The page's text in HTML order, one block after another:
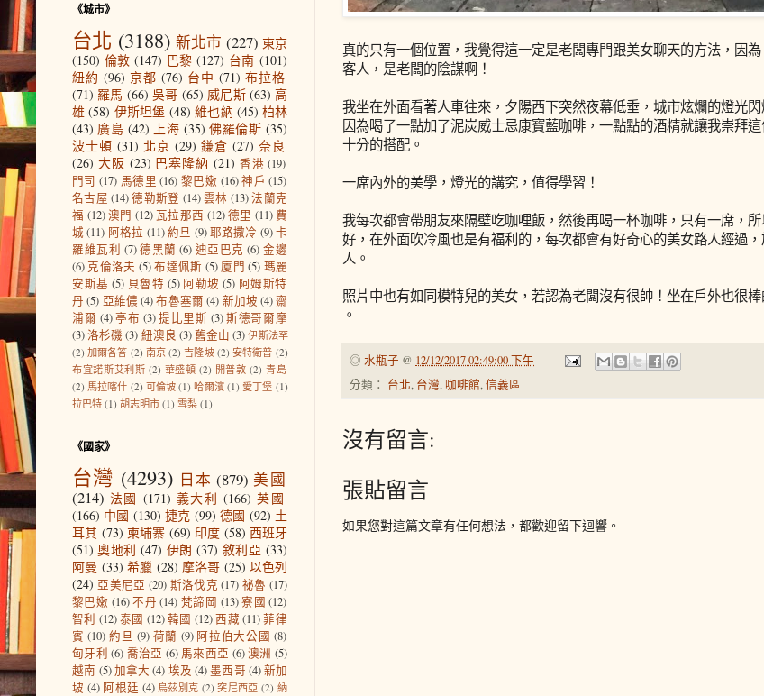
真的只有一個位置，我覺得這一定是老闆專門跟美女聊天的方法，因
客人，是老闆的陰謀啊！
我坐在外面看著人車往來，夕陽西下突然夜幕低垂，城市炫爛的燈光
因為喝了一點加了泥炭威士忌康寶藍咖啡，一點點的酒精就讓我崇拜
十分的搭配。
一席內外的美學，燈光的講究，值得學習！
我每次都會帶朋友來隔壁吃咖哩飯，然後再喝一杯咖啡，只有一席，
好，在外面吹冷風也是有福利的，每次都會有好奇心的美女路人經過
人。
照片中也有如同模特兒的美女，若認為老闆沒有很帥！坐在戶外也很
。
◎ 水瓶子 @ 12/12/2017 02:49:00 下午
分類： 台北, 台灣, 咖啡館,信義區
沒有留言:
張貼留言
如果您對這篇文章有任何想法，都歡迎留下迴響。
《城市》
台北 (3188) 新北市 (227) 東京
(150) 倫敦 (147) 巴黎 (127) 台南 (101)
紐約 (96) 京都 (76) 台中 (71) 布拉格
(71) 羅馬 (66) 吳哥 (65) 威尼斯 (63) 高
雄 (58) 伊斯坦堡 (48) 維也納 (45) 柏林
(43) 廣島 (42) 上海 (35) 佛羅倫斯 (35)
波士頓 (31) 北京 (29) 鎌倉 (27) 奈良
(26) 大阪 (23) 巴塞隆納 (21) 香港 (19)
門司 (17) 馬德里 (16) 黎巴嫩 (16) 神戶 (15)
名古屋 (14) 德勒斯登 (14)雲林 (13)法蘭克
福 (12) 澳門 (12)瓦拉那西 (12) 德里 (11) 費
城 (11) 阿格拉 (11)約旦 (9) 耶路撒冷 (9)卡
羅維瓦利 (7) 德黑蘭 (6) 迪亞巴克 (6) 金邊
(6) 克倫洛夫 (5)布達佩斯 (5) 廈門 (5) 瑪麗
安斯基 (5) 貝魯特 (5) 阿勒坡 (5) 阿姆斯特
丹 (5) 亞維儂 (4) 布魯塞爾 (4) 新加坡 (4) 齋
浦爾 (4) 亭布 (3) 提比里斯 (3) 斯德哥爾摩
(3)洛杉磯 (3) 紐澳良 (3)舊金山 (3) 伊斯法罕
(2) 加爾各答 (2) 南京 (2) 吉隆坡 (2) 安特衛普 (2)
布宜諾斯艾利斯 (2) 華盛頓 (2) 開普敦 (2) 青島
(2) 馬拉喀什 (2) 可倫坡 (1) 哈爾濱 (1) 愛丁堡 (1)
拉巴特 (1) 胡志明市 (1) 雪梨 (1)
《國家》
台灣 (4293) 日本 (879) 美國
(214) 法國 (171) 義大利 (166) 英國
(166) 中國 (130) 捷克 (99) 德國 (92) 土
耳其 (73) 柬埔寨 (69) 印度 (58) 西班牙
(51) 奧地利 (47) 伊朗 (37) 敘利亞 (33)
阿曼 (33) 希臘 (28) 摩洛哥 (25) 以色列
(24) 亞美尼亞 (20) 斯洛伐克 (17) 祕魯 (17)
黎巴嫩 (16) 不丹 (14) 梵諦岡 (13) 寮國 (12)
智利 (12)泰國 (12)韓國 (12)西藏 (11) 菲律
賓 (10) 約旦 (9) 荷蘭 (9) 阿拉伯大公國 (8)
匈牙利 (6) 喬治亞 (6) 馬來西亞 (6)澳洲 (5)
越南 (5) 加拿大 (4) 埃及 (4)墨西哥 (4)新加
坡 (4) 阿根廷 (4) 烏茲別克 (2) 突尼西亞 (2) 納